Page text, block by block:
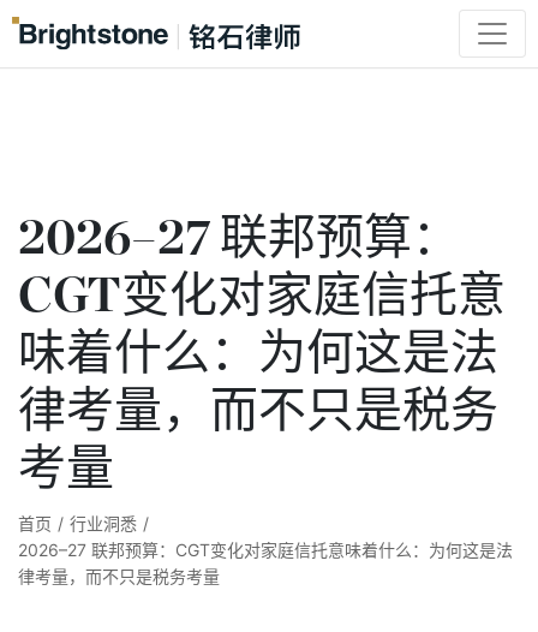
2026–27 联邦预算：
CGT变化对家庭信托意
味着什么：为何这是法
律考量，而不只是税务
考量
首页 / 行业洞悉 /
2026–27 联邦预算：CGT变化对家庭信托意味着什么：为何这是法
律考量，而不只是税务考量